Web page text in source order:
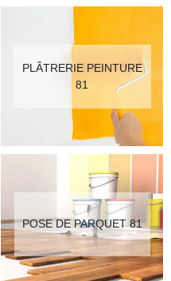
PLÂTRERIE PEINTURE
81
POSE DE PARQUET 81